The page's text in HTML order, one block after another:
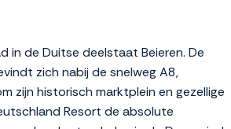
in de Duitse deelstaat Beieren. De
zich nabij de snelweg A8,
zijn historisch marktplein en gezellige
Resort de absolute